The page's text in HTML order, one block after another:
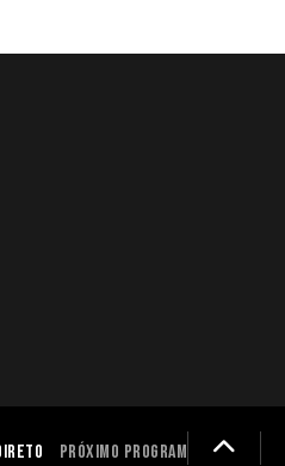
os direitos reservados. |
Próximo programa não